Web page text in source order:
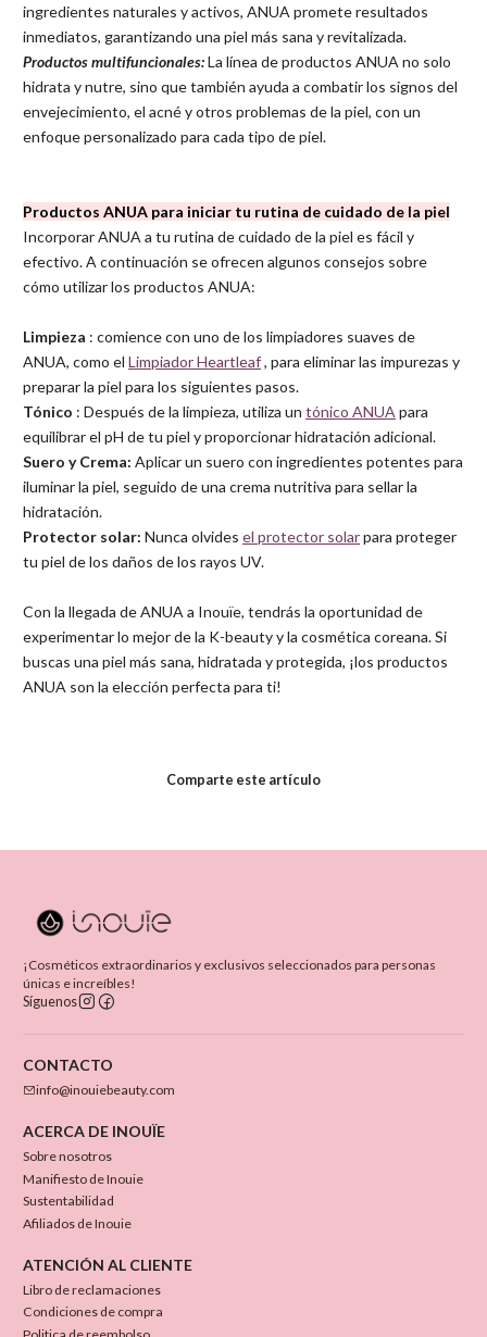
ingredientes naturales y activos, ANUA promete resultados
inmediatos, garantizando una piel más sana y revitalizada.
Productos multifuncionales:La línea de productos ANUA no solo
hidrata y nutre, sino que también ayuda a combatir los signos del
envejecimiento, el acné y otros problemas de la piel, con un
enfoque personalizado para cada tipo de piel.
Productos ANUA para iniciar tu rutina de cuidado de la piel
Incorporar ANUA a tu rutina de cuidado de la piel es fácil y
efectivo. A continuación se ofrecen algunos consejos sobre
cómo utilizar los productos ANUA:
Limpieza : comience con uno de los limpiadores suaves de
ANUA, como el Limpiador Heartleaf, para eliminar las impurezas y
preparar la piel para los siguientes pasos.
Tónico : Después de la limpieza, utiliza un tónico ANUA para
equilibrar el pH de tu piel y proporcionar hidratación adicional.
Suero y Crema: Aplicar un suero con ingredientes potentes para
iluminar la piel, seguido de una crema nutritiva para sellar la
hidratación.
Protector solar: Nunca olvides el protector solarpara proteger
tu piel de los daños de los rayos UV.
Con la llegada de ANUA a Inouïe, tendrás la oportunidad de
experimentar lo mejor de la K-beauty y la cosmética coreana. Si
buscas una piel más sana, hidratada y protegida, ¡los productos
ANUA son la elección perfecta para ti!
Comparte este artículo
¡Cosméticos extraordinarios y exclusivos seleccionados para personas
únicas e increíbles!
Síguenos
CONTACTO
info@inouiebeauty.com
ACERCA DE INOUÏE
Sobre nosotros
Manifiesto de Inouie
Sustentabilidad
Afiliados de Inouie
ATENCIÓN AL CLIENTE
Libro de reclamaciones
Condiciones de compra